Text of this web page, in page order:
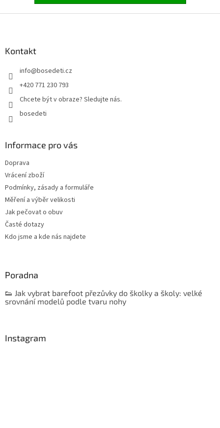
Kontakt
info@bosedeti.cz
+420 771 230 793
Chcete být v obraze? Sledujte nás.
bosedeti
Informace pro vás
Doprava
Vrácení zboží
Podmínky, zásady a formuláře
Měření a výběr velikosti
Jak pečovat o obuv
Časté dotazy
Kdo jsme a kde nás najdete
Poradna
👟 Jak vybrat barefoot přezůvky do školky a školy: velké
srovnání modelů podle tvaru nohy
Instagram